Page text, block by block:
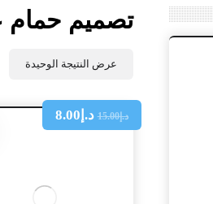
تصميم
عرض النتيجة الوحيدة
د.إ15.00 د.إ 8.00